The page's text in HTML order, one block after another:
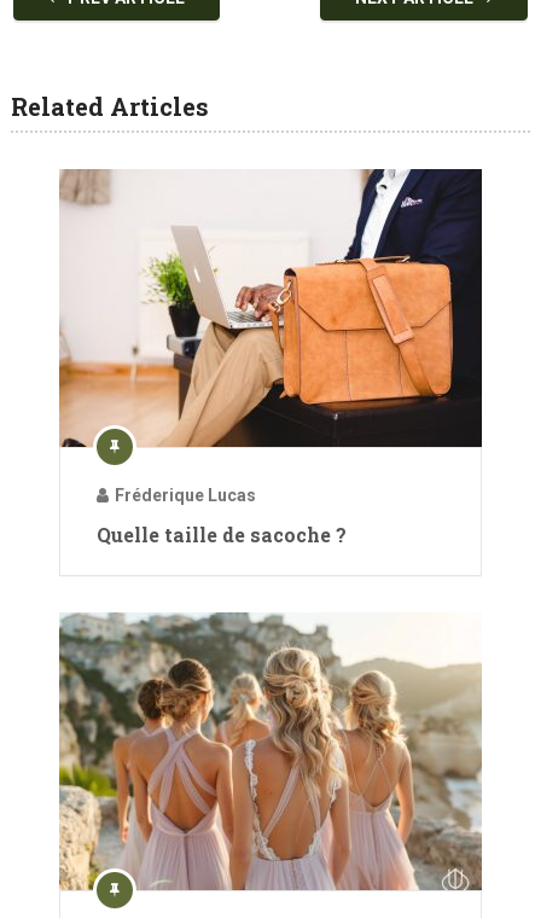
Related Articles
Fréderique Lucas
Quelle taille de sacoche ?